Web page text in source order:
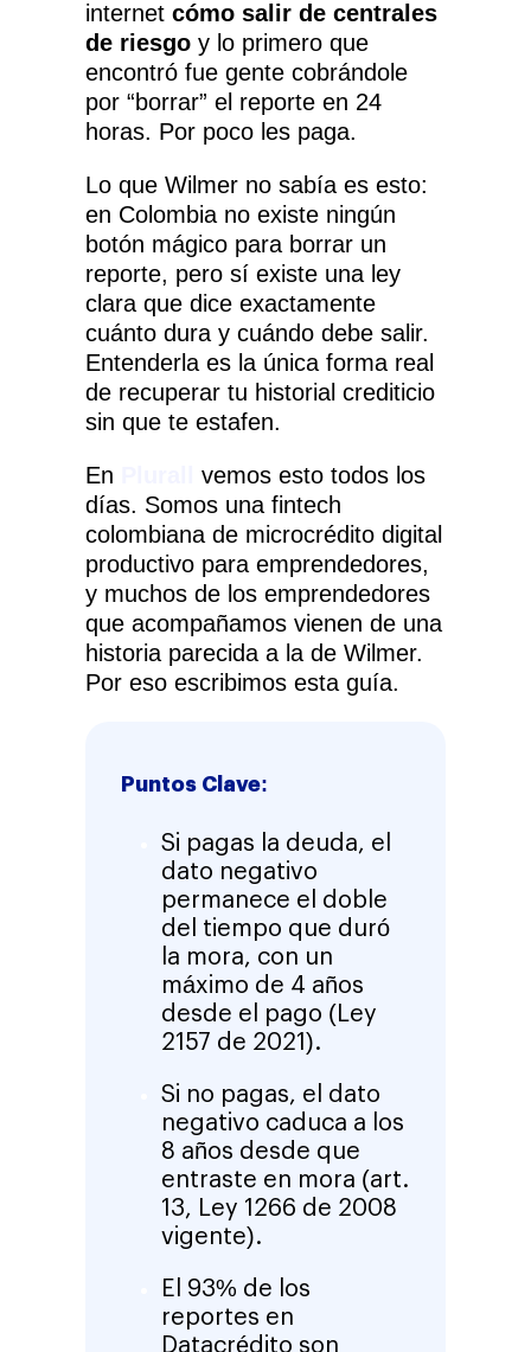
internet cómo salir de centrales
de riesgo y lo primero que
encontró fue gente cobrándole
por “borrar” el reporte en 24
horas. Por poco les paga.
Lo que Wilmer no sabía es esto:
en Colombia no existe ningún
botón mágico para borrar un
reporte, pero sí existe una ley
clara que dice exactamente
cuánto dura y cuándo debe salir.
Entenderla es la única forma real
de recuperar tu historial crediticio
sin que te estafen.
En
vemos esto todos los
días. Somos una fintech
colombiana de microcrédito digital
productivo para emprendedores,
y muchos de los emprendedores
que acompañamos vienen de una
historia parecida a la de Wilmer.
Por eso escribimos esta guía.
Puntos Clave:
Si pagas la deuda, el
dato negativo
permanece el doble
del tiempo que duró
la mora, con un
máximo de 4 años
desde el pago ( Ley
2157 de 2021 ).
Si no pagas, el dato
negativo caduca a los
8 años desde que
entraste en mora (art.
13, Ley 1266 de 2008
vigente).
El 93% de los
reportes en
Datacrédito son